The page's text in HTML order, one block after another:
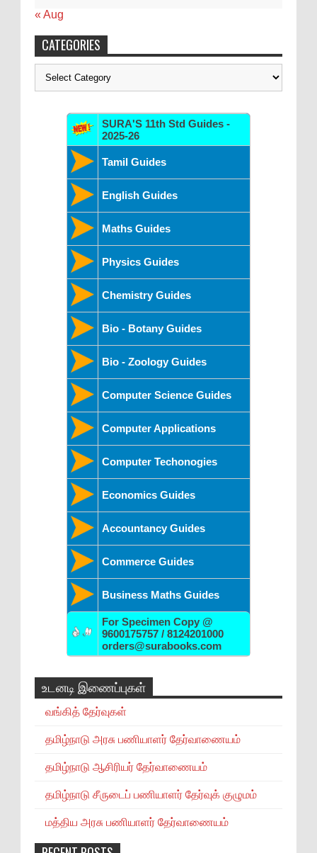
« Aug
CATEGORIES
Categories
SURA'S 11th Std Guides -
2025-26
Tamil Guides
English Guides
Maths Guides
Physics Guides
Chemistry Guides
Bio - Botany Guides
Bio - Zoology Guides
Computer Science Guides
Computer Applications
Computer Techonogies
Economics Guides
Accountancy Guides
Commerce Guides
Business Maths Guides
For Specimen Copy @
9600175757 / 8124201000
orders@surabooks.com
உடனடி இணைப்புகள்
வங்கித் தேர்வுகள்
தமிழ்நாடு அரசு பணியாளர் தேர்வாணையம்
தமிழ்நாடு ஆசிரியர் தேர்வாணையம்
தமிழ்நாடு சீருடைப் பணியாளர் தேர்வுக் குழுமம்
மத்திய அரசு பணியாளர் தேர்வாணையம்